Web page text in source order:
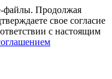
файлы. Продолжая
свое согласие
с настоящим